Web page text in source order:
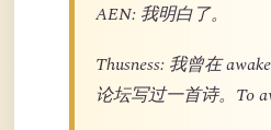
AEN: 我明白了。
Thusness: 我曾在
论坛写过一首诗。To